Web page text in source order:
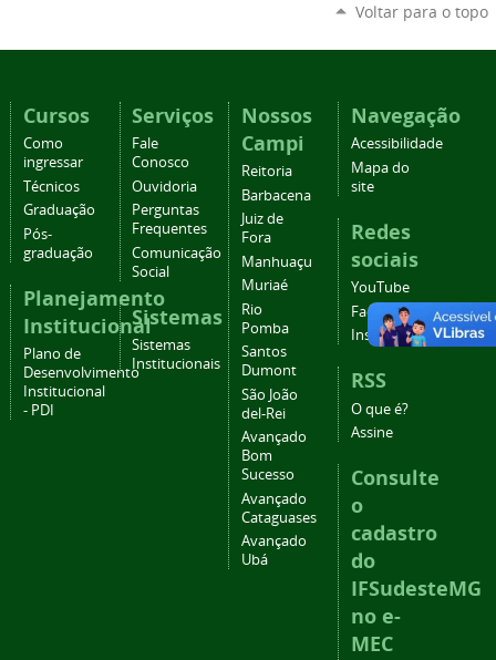
Voltar para o topo
Cursos
Como
ingressar
Técnicos
Graduação
Pós-
graduação
Planejamento
Institucional
Plano de
Desenvolvimento
Institucional
- PDI
Serviços
Fale
Conosco
Ouvidoria
Perguntas
Frequentes
Comunicação
Social
Sistemas
Sistemas
Institucionais
Nossos
Campi
Reitoria
Barbacena
Juiz de
Fora
Manhuaçu
Muriaé
Rio
Pomba
Santos
Dumont
São João
del-Rei
Avançado
Bom
Sucesso
Avançado
Cataguases
Avançado
Ubá
Navegação
Acessibilidade
Mapa do
site
Redes
sociais
YouTube
Facebook
Instagram
RSS
O que é?
Assine
Consulte
o
cadastro
do
IFSudesteMG
no e-
MEC